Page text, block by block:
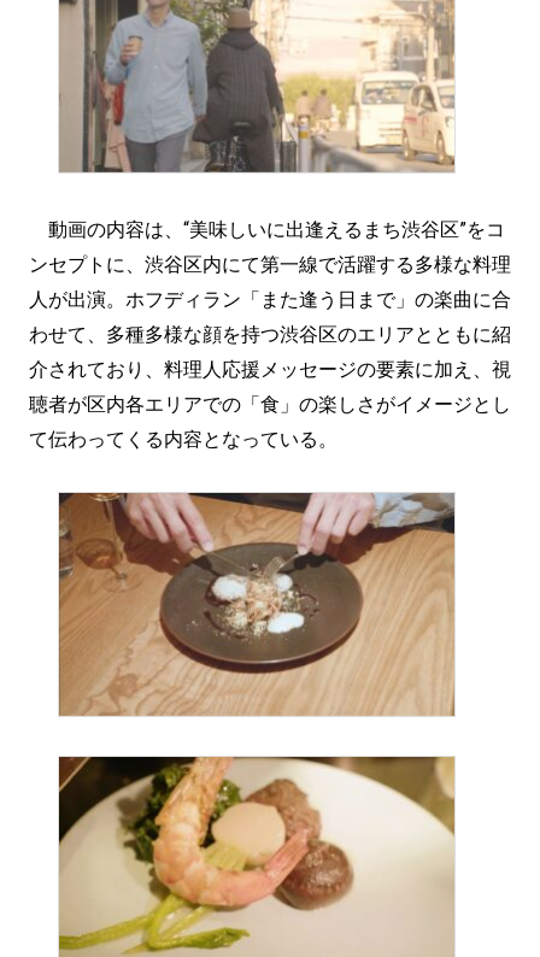
動画の内容は、“美味しいに出逢えるまち渋谷区”をコ
ンセプトに、渋谷区内にて第一線で活躍する多様な料理
人が出演。ホフディラン「また逢う日まで」の楽曲に合
わせて、多種多様な顔を持つ渋谷区のエリアとともに紹
介されており、料理人応援メッセージの要素に加え、視
聴者が区内各エリアでの「食」の楽しさがイメージとし
て伝わってくる内容となっている。